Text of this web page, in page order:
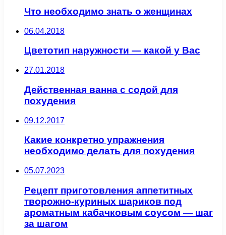
Что необходимо знать о женщинах
06.04.2018
Цветотип наружности — какой у Вас
27.01.2018
Действенная ванна с содой для
похудения
09.12.2017
Какие конкретно упражнения
необходимо делать для похудения
05.07.2023
Рецепт приготовления аппетитных
творожно-куриных шариков под
ароматным кабачковым соусом — шаг
за шагом